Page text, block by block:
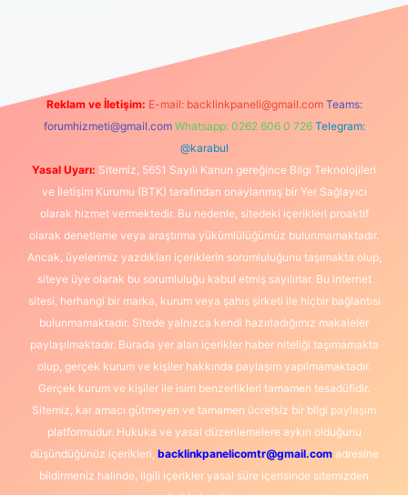
Reklam ve İletişim: E-mail: backlinkpaneli@gmail.com Teams:
forumhizmeti@gmail.com Whatsapp: 0262 606 0 726 Telegram:
@karabul
Yasal Uyarı: Sitemiz, 5651 Sayılı Kanun gereğince Bilgi Teknolojileri
ve İletişim Kurumu (BTK) tarafından onaylanmış bir Yer Sağlayıcı
olarak hizmet vermektedir. Bu nedenle, sitedeki içerikleri proaktif
olarak denetleme veya araştırma yükümlülüğümüz bulunmamaktadır.
Ancak, üyelerimiz yazdıkları içeriklerin sorumluluğunu taşımakta olup,
siteye üye olarak bu sorumluluğu kabul etmiş sayılırlar. Bu internet
sitesi, herhangi bir marka, kurum veya şahıs şirketi ile hiçbir bağlantısı
bulunmamaktadır. Sitede yalnızca kendi hazırladığımız makaleler
paylaşılmaktadır. Burada yer alan içerikler haber niteliği taşımamakta
olup, gerçek kurum ve kişiler hakkında paylaşım yapılmamaktadır.
Gerçek kurum ve kişiler ile isim benzerlikleri tamamen tesadüfidir.
Sitemiz, kar amacı gütmeyen ve tamamen ücretsiz bir bilgi paylaşım
platformudur. Hukuka ve yasal düzenlemelere aykırı olduğunu
düşündüğünüz içerikleri, backlinkpanelicomtr@gmail.comadresine
bildirmeniz halinde, ilgili içerikler yasal süre içerisinde sitemizden